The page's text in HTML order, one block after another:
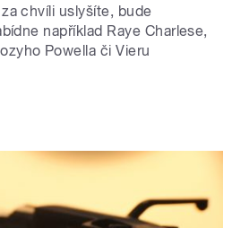
chvíli uslyšíte, bude
například Raye Charlese,
Powella či Vieru